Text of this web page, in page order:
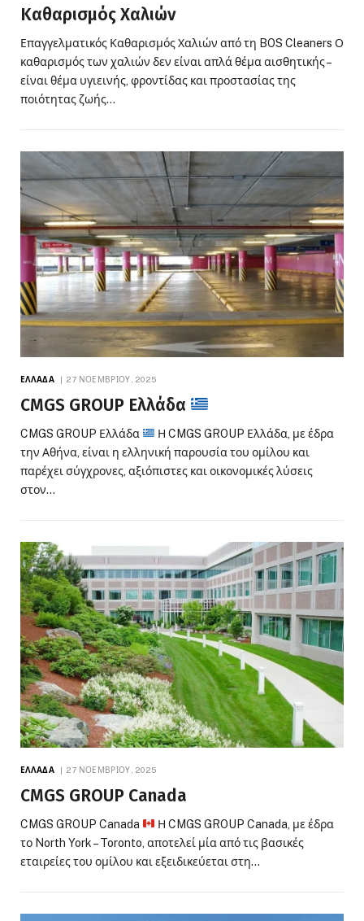
Καθαρισμός Χαλιών
Επαγγελματικός Καθαρισμός Χαλιών από τη BOS Cleaners Ο
καθαρισμός των χαλιών δεν είναι απλά θέμα αισθητικής –
είναι θέμα υγιεινής, φροντίδας και προστασίας της
ποιότητας ζωής…
ΕΛΛΆΔΑ 27 ΝΟΕΜΒΡΊΟΥ, 2025
CMGS GROUP Ελλάδα
CMGS GROUP Ελλάδα
Η CMGS GROUP Ελλάδα, με έδρα
την Αθήνα, είναι η ελληνική παρουσία του ομίλου και
παρέχει σύγχρονες, αξιόπιστες και οικονομικές λύσεις
στον…
ΕΛΛΆΔΑ 27 ΝΟΕΜΒΡΊΟΥ, 2025
CMGS GROUP Canada
CMGS GROUP Canada
Η CMGS GROUP Canada, με έδρα
το North York – Toronto, αποτελεί μία από τις βασικές
εταιρείες του ομίλου και εξειδικεύεται στη…